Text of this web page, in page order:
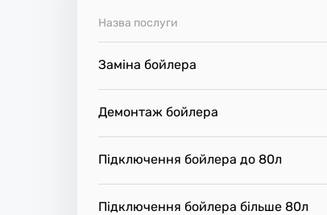
е.
Назва послуги
Заміна бойлера
Демонтаж бойлера
Підключення бойлера до 80л
Підключення бойлера більше 80л